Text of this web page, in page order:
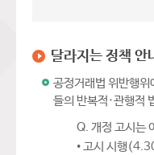
달라지는 정책 안
공정거래법 위반행위
들의 반복적·관행적
Q. 개정 고시는
• 고시 시행